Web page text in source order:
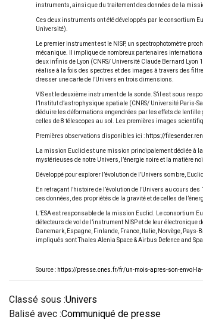
instruments, ainsi que du traitement des données de la
Ces deux instruments ont été développés par le consortium
Université).
Le premier instrument est le NISP, un spectrophotomètre
mécanique. Il implique de nombreux partenaires
deux infinis de Lyon (CNRS/ Université Claude Bernard
réalise à la fois des spectres et des images à travers des
dresser une carte de l’Univers en trois dimensions.
VIS est le deuxième instrument de la sonde. S’il est sous
l’Institut d’astrophysique spatiale (CNRS/ Université Paris-
déduire les déformations engendrées par les effets de
celles de 8 télescopes au sol. Les premières images
Premières observations disponibles ici : https://
La mission Euclid est une mission principalement dédiée à
mystérieuses de notre Univers, l’énergie noire et la matière
Développé pour explorer l’évolution de l’Univers sombre,
En retraçant l’histoire de l’évolution de l’Univers au cours
ces données, des propriétés de la gravité et de celles de
L’ESA est responsable de la mission Euclid. Le consortium
détecteurs de vol de l’instrument NISP et de leur
Danemark, Espagne, Finlande, France, Italie, Norvège,
impliqués sont Thales Alenia Space & Airbus Defence and
Source : https://presse.cnes.fr/fr/un-mois-apres-son-envol-
Classé sous :Univers
Balisé avec :Communiqué de presse